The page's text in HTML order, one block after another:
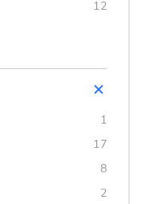
12
1
17
8
2